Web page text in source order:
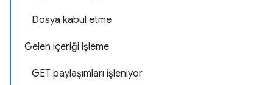
Dosya kabul etme
Gelen içeriği işleme
GET paylaşımları işleniyor